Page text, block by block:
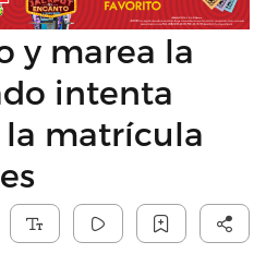
y marea la
intenta
matrícula